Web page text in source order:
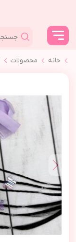
خانه محصولات